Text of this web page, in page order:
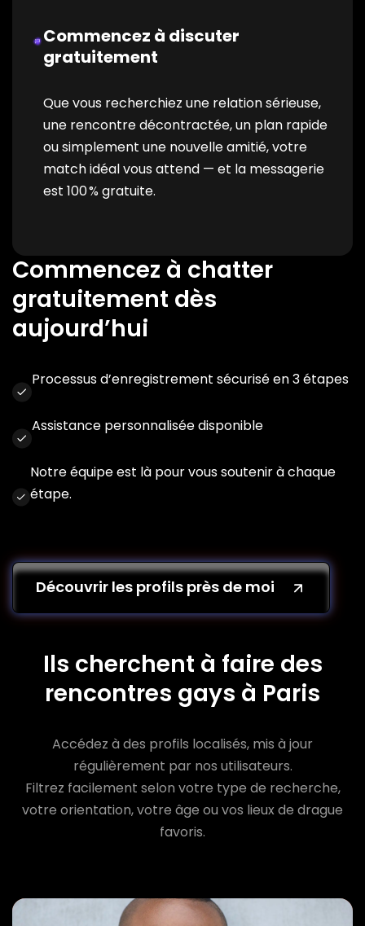
Commencez à discuter
gratuitement
Que vous recherchiez une relation sérieuse,
une rencontre décontractée, un plan rapide
ou simplement une nouvelle amitié, votre
match idéal vous attend — et la messagerie
est 100 % gratuite.
Commencez à chatter
gratuitement dès
aujourd’hui
Processus d’enregistrement sécurisé en 3 étapes
Assistance personnalisée disponible
Notre équipe est là pour vous soutenir à chaque
étape.
Découvrir les profils près de moi
Ils cherchent à faire des
rencontres gays à Paris
Accédez à des profils localisés, mis à jour
régulièrement par nos utilisateurs.
Filtrez facilement selon votre type de recherche,
votre orientation, votre âge ou vos lieux de drague
favoris.